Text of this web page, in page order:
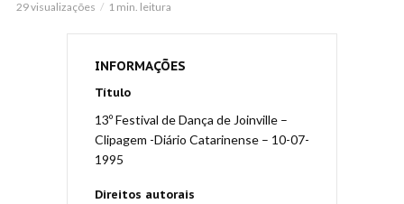
29 visualizações 1 min. leitura
INFORMAÇÕES
Título
13º Festival de Dança de Joinville –
Clipagem -Diário Catarinense – 10-07-
1995
Direitos autorais